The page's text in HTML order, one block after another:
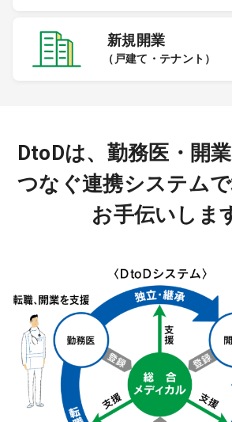
新規開業
（戸建て・テナント）
DtoDは、勤務医・開
つなぐ連携システム
お手伝いしま